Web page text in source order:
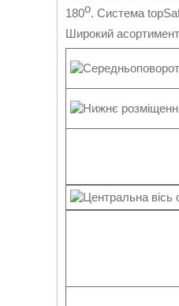
180о. Система
Широкий